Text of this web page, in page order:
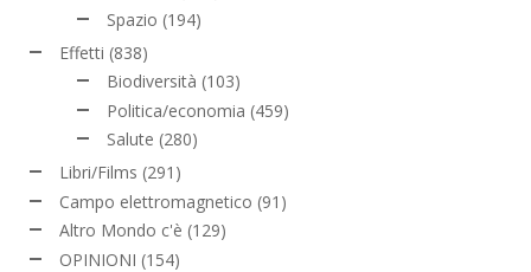
Spazio (194)
Effetti (838)
Biodiversità (103)
Politica/economia (459)
Salute (280)
Libri/Films (291)
Campo elettromagnetico (91)
Altro Mondo c'è (129)
OPINIONI (154)